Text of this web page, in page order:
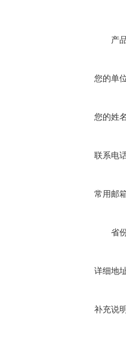
产
您的单
您的姓
联系电
常用邮
省
详细地
补充说